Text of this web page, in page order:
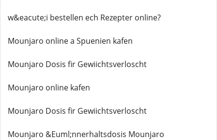
w&eacute;i bestellen ech Rezepter online?
Mounjaro online a Spuenien kafen
Mounjaro Dosis fir Gewiichtsverloscht
Mounjaro online kafen
Mounjaro Dosis fir Gewiichtsverloscht
Mounjaro &Euml;nnerhaltsdosis Mounjaro